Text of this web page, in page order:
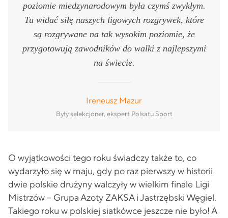
poziomie miedzynarodowym była czymś zwykłym.
Tu widać siłę naszych ligowych rozgrywek, które
są rozgrywane na tak wysokim poziomie, że
przygotowują zawodników do walki z najlepszymi
na świecie.
Ireneusz Mazur
Były selekcjoner, ekspert Polsatu Sport
O wyjątkowości tego roku świadczy także to, co
wydarzyło się w maju, gdy po raz pierwszy w historii
dwie polskie drużyny walczyły w wielkim finale Ligi
Mistrzów – Grupa Azoty ZAKSA i Jastrzębski Węgiel.
Takiego roku w polskiej siatkówce jeszcze nie było! A